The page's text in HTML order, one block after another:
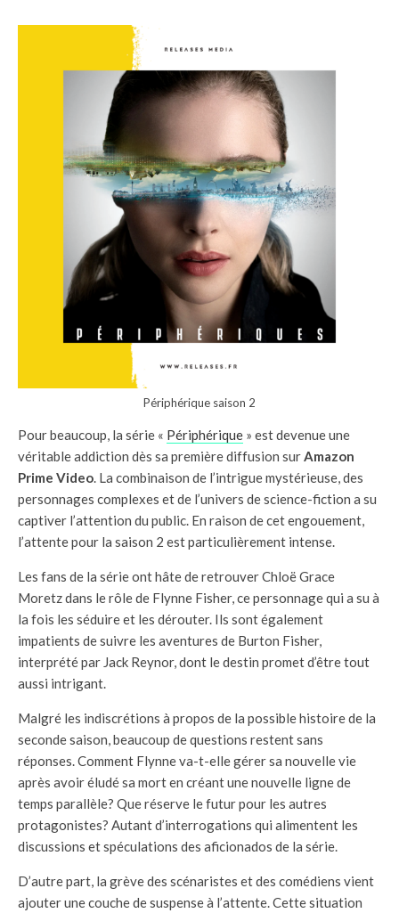
Périphérique saison 2
Pour beaucoup, la série « Périphérique » est devenue une
véritable addiction dès sa première diffusion surAmazon
Prime Video. La combinaison de l’intrigue mystérieuse, des
personnages complexes et de l’univers de science-fiction a su
captiver l’attention du public. En raison de cet engouement,
l’attente pour la saison 2 est particulièrement intense.
Les fans de la série ont hâte de retrouver Chloë Grace
Moretz dans le rôle de Flynne Fisher, ce personnage qui a su à
la fois les séduire et les dérouter. Ils sont également
impatients de suivre les aventures de Burton Fisher,
interprété par Jack Reynor, dont le destin promet d’être tout
aussi intrigant.
Malgré les indiscrétions à propos de la possible histoire de la
seconde saison, beaucoup de questions restent sans
réponses. Comment Flynne va-t-elle gérer sa nouvelle vie
après avoir éludé sa mort en créant une nouvelle ligne de
temps parallèle? Que réserve le futur pour les autres
protagonistes? Autant d’interrogations qui alimentent les
discussions et spéculations des aficionados de la série.
D’autre part, la grève des scénaristes et des comédiens vient
ajouter une couche de suspense à l’attente. Cette situation